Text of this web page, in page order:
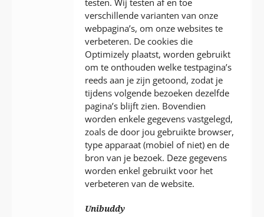
testen. Wij testen af en toe
verschillende varianten van onze
webpagina’s, om onze websites te
verbeteren. De cookies die
Optimizely plaatst, worden gebruikt
om te onthouden welke testpagina’s
reeds aan je zijn getoond, zodat je
tijdens volgende bezoeken dezelfde
pagina’s blijft zien. Bovendien
worden enkele gegevens vastgelegd,
zoals de door jou gebruikte browser,
type apparaat (mobiel of niet) en de
bron van je bezoek. Deze gegevens
worden enkel gebruikt voor het
verbeteren van de website.
Unibuddy